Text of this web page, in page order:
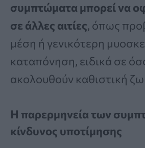
συμπτώματα μπορεί να
σε άλλες αιτίες, όπως
μέση ή γενικότερη
καταπόνηση, ειδικά σε
ακολουθούν καθιστική
Η παρερμηνεία των
κίνδυνος υποτίμησης